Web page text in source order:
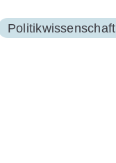
Politikwissenschaft